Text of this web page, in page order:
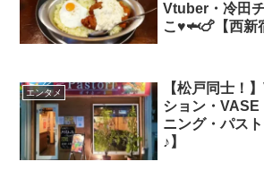
Vtuber・冷田
こ♥🦈🍗【西新
エンタメ
【松戸同士！
ション・
ニング・パス
♪】